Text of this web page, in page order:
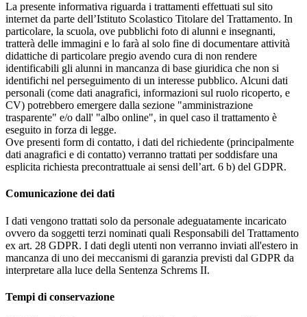
La presente informativa riguarda i trattamenti effettuati sul sito
internet da parte dell’Istituto Scolastico Titolare del Trattamento. In
particolare, la scuola, ove pubblichi foto di alunni e insegnanti,
tratterà delle immagini e lo farà al solo fine di documentare attività
didattiche di particolare pregio avendo cura di non rendere
identificabili gli alunni in mancanza di base giuridica che non si
identifichi nel perseguimento di un interesse pubblico. Alcuni dati
personali (come dati anagrafici, informazioni sul ruolo ricoperto, e
CV) potrebbero emergere dalla sezione "amministrazione
trasparente" e/o dall' "albo online", in quel caso il trattamento è
eseguito in forza di legge.
Ove presenti form di contatto, i dati del richiedente (principalmente
dati anagrafici e di contatto) verranno trattati per soddisfare una
esplicita richiesta precontrattuale ai sensi dell’art. 6 b) del GDPR.
Comunicazione dei dati
I dati vengono trattati solo da personale adeguatamente incaricato
ovvero da soggetti terzi nominati quali Responsabili del Trattamento
ex art. 28 GDPR. I dati degli utenti non verranno inviati all'estero in
mancanza di uno dei meccanismi di garanzia previsti dal GDPR da
interpretare alla luce della Sentenza Schrems II.
Tempi di conservazione